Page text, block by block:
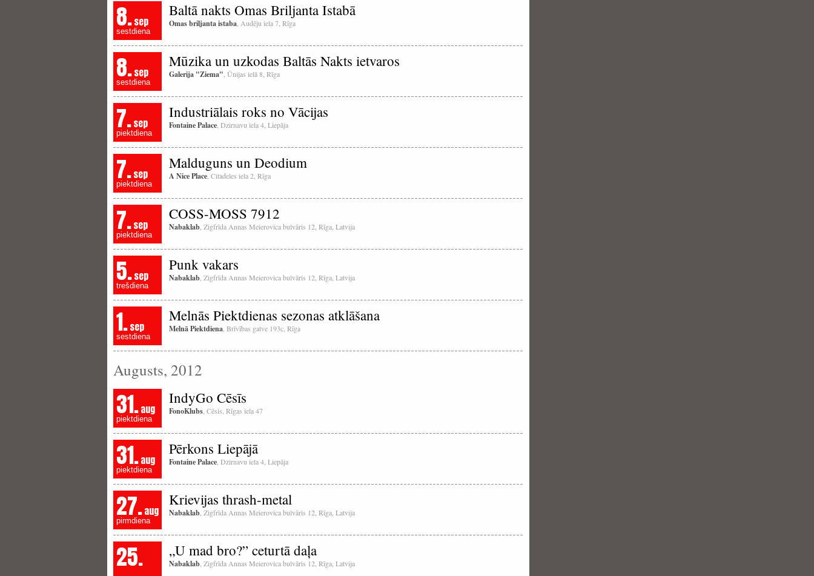
8.sep
sestdiena
Baltā nakts Omas Briljanta Istabā
Omas briljanta istaba , Audēju iela 7, Rīga
8.sep
sestdiena
Mūzika un uzkodas Baltās Nakts ietvaros
Galerija "Ziema" , Ūnijas ielā 8, Rīga
7.sep
piektdiena
Industriālais roks no Vācijas
Fontaine Palace , Dzirnavu iela 4, Liepāja
7.sep
piektdiena
Malduguns un Deodium
A Nice Place , Citadeles iela 2, Rīga
7.sep
piektdiena
COSS-MOSS 7912
Nabaklab , Zigfrīda Annas Meierovica bulvāris 12, Rīga, Latvija
5.sep
trešdiena
Punk vakars
Nabaklab , Zigfrīda Annas Meierovica bulvāris 12, Rīga, Latvija
1.sep
sestdiena
Melnās Piektdienas sezonas atklāšana
Melnā Piektdiena , Brīvības gatve 193c, Rīga
Augusts, 2012
31.aug
piektdiena
IndyGo Cēsīs
FonoKlubs , Cēsis, Rīgas iela 47
31.aug
piektdiena
Pērkons Liepājā
Fontaine Palace , Dzirnavu iela 4, Liepāja
27.aug
pirmdiena
Krievijas thrash-metal
Nabaklab , Zigfrīda Annas Meierovica bulvāris 12, Rīga, Latvija
25. „U mad bro?” ceturtā daļa
Nabaklab , Zigfrīda Annas Meierovica bulvāris 12, Rīga, Latvija